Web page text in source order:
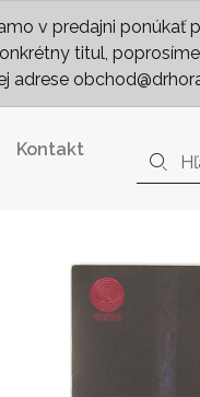
v predajni
titul,
adrese
Kontakt